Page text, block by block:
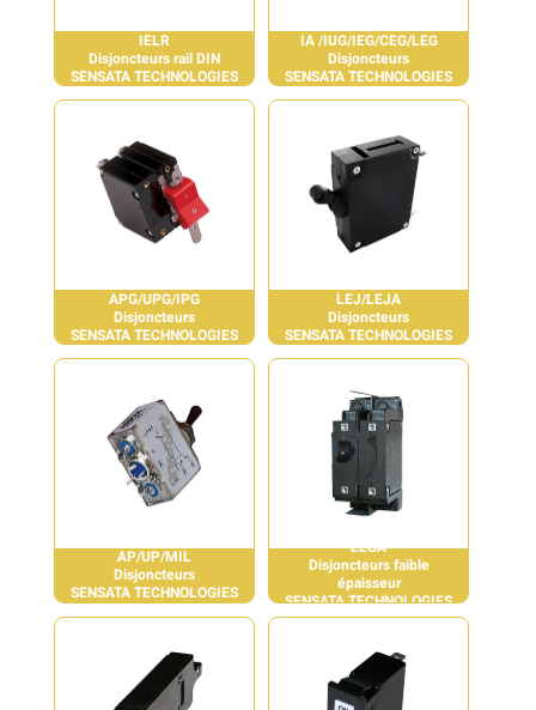
IELR
Disjoncteurs rail DIN
SENSATA TECHNOLOGIES
IA /IUG/IEG/CEG/LEG
Disjoncteurs
SENSATA TECHNOLOGIES
APG/UPG/IPG
Disjoncteurs
SENSATA TECHNOLOGIES
LEJ/LEJA
Disjoncteurs
SENSATA TECHNOLOGIES
AP/UP/MIL
Disjoncteurs
SENSATA TECHNOLOGIES
LEGA
Disjoncteurs faible
épaisseur
SENSATA TECHNOLOGIES